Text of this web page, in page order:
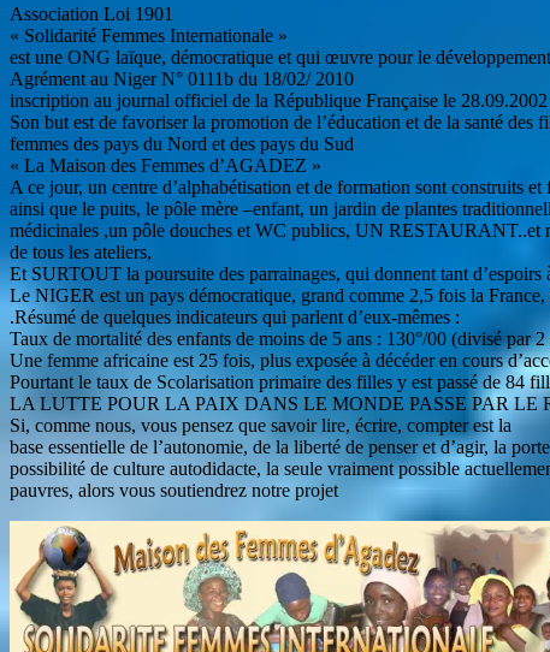
Association Loi 1901
« Solidarité Femmes Internationale »
est une ONG laïque, démocratique et qui œuvre pour le
Agrément au Niger N° 0111b du 18/02/ 2010
inscription au journal officiel de la République Française le
Son but est de favoriser la promotion de l’éducation et de la santé des
femmes des pays du Nord et des pays du Sud
« La Maison des Femmes d’AGADEZ »
A ce jour, un centre d’alphabétisation et de formation sont construits et
ainsi que le puits, le pôle mère –enfant, un jardin de plantes
médicinales ,un pôle douches et WC publics, UN
de tous les ateliers,
Et SURTOUT la poursuite des parrainages, qui donnent tant
Le NIGER est un pays démocratique, grand comme 2,5 fois la
.Résumé de quelques indicateurs qui parlent d’eux-mêmes :
Taux de mortalité des enfants de moins de 5 ans : 130°/00 (divisé par
Une femme africaine est 25 fois, plus exposée à décéder en cours
Pourtant le taux de Scolarisation primaire des filles y est passé de 84
LA LUTTE POUR LA PAIX DANS LE MONDE PASSE PAR LE
Si, comme nous, vous pensez que savoir lire, écrire, compter est la
base essentielle de l’autonomie, de la liberté de penser et d’agir, la
possibilité de culture autodidacte, la seule vraiment possible
pauvres, alors vous soutiendrez notre projet